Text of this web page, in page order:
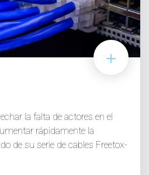
la falta de actores en el
rápidamente la
de su serie de cables Freetox-